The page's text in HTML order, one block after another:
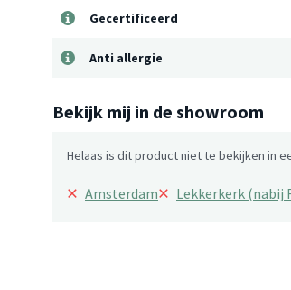
Gecertificeerd
Anti allergie
Bekijk mij in de showroom
Helaas is dit product niet te bekijken in
× Amsterdam× Lekkerkerk (nabij